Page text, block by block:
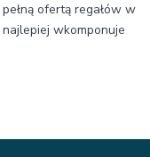
ofertą regałów w
wkomponuje